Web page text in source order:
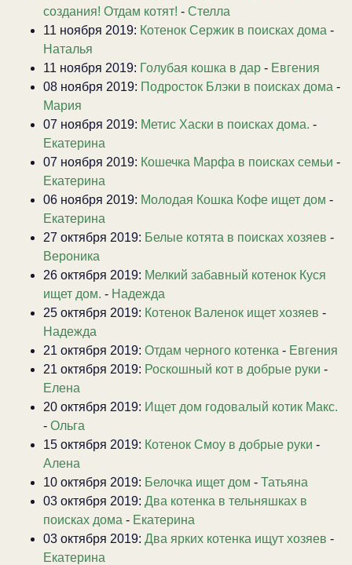
создания! Отдам котят! - Стелла
11 ноября 2019: Котенок Сержик в поисках дома -
Наталья
11 ноября 2019: Голубая кошка в дар - Евгения
08 ноября 2019: Подросток Блэки в поисках дома -
Мария
07 ноября 2019: Метис Хаски в поисках дома. -
Екатерина
07 ноября 2019: Кошечка Марфа в поисках семьи -
Екатерина
06 ноября 2019: Молодая Кошка Кофе ищет дом -
Екатерина
27 октября 2019: Белые котята в поисках хозяев -
Вероника
26 октября 2019: Мелкий забавный котенок Куся
ищет дом. - Надежда
25 октября 2019: Котенок Валенок ищет хозяев -
Надежда
21 октября 2019: Отдам черного котенка - Евгения
21 октября 2019: Роскошный кот в добрые руки -
Елена
20 октября 2019: Ищет дом годовалый котик Макс.
- Ольга
15 октября 2019: Котенок Смоу в добрые руки -
Алена
10 октября 2019: Белочка ищет дом - Татьяна
03 октября 2019: Два котенка в тельняшках в
поисках дома - Екатерина
03 октября 2019: Два ярких котенка ищут хозяев -
Екатерина